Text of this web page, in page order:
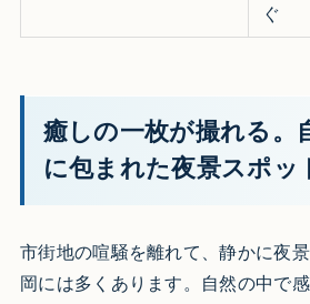
ぐ
癒しの一枚が撮れる。
に包まれた夜景スポッ
市街地の喧騒を離れて、静かに夜
岡には多くあります。自然の中で